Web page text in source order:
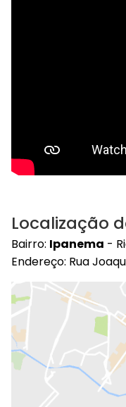
Localização
Bairro: Ipanema -
Endereço: Rua